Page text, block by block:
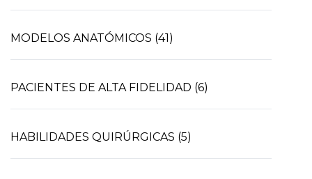
MODELOS ANATÓMICOS (41)
PACIENTES DE ALTA FIDELIDAD (6)
HABILIDADES QUIRÚRGICAS (5)